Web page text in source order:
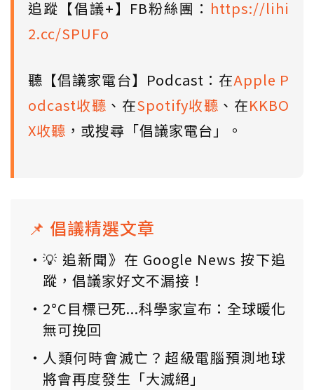
追蹤【倡議+】FB粉絲團： https://lihi
2.cc/SPUFo
聽【倡議家電台】Podcast：在Apple P
odcast收聽 、在Spotify收聽 、在KKBO
X收聽 ，或搜尋「倡議家電台」。
📌 倡議精選文章
💡 追新聞》在 Google News 按下追
蹤，倡議家好文不漏接！
2°C目標已死...科學家宣布：全球暖化
無可挽回
人類何時會滅亡？超級電腦預測地球
將會再度發生「大滅絕」